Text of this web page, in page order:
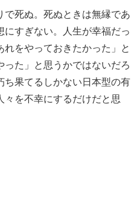
で死ぬ。死ぬときは無縁であ
にすぎない。人生が幸福だっ
をやっておきたかった」と
た」と思うかではないだろ
ち果てるしかない日本型の有
々を不幸にするだけだと思